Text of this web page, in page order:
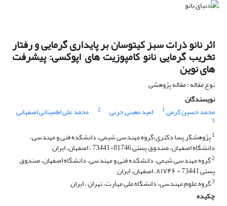
اثر نانو ذرات سبز کیتوسان بر پایداری گرمایی و رفتار
تخریب گرمایی نانو کامپوزیت های اپوکسی: پیشرفت
های نوین
نوع مقاله : مقاله پژوهشی
نویسندگان
محمد حسین کرمی1 امید معینی جزنی 2 محمد علی اطمینانی اصفهانی
3
1پژوهشگر پسا دکتری،گروه مهندسی شیمی، دانشکده فنی و مهندسی،
دانشگاه اصفهان، صندوق پستی 81746-73441 ، اصفهان، ایران
2گروه مهندسی شیمی، دانشکده فنی و مهندسی، دانشگاه اصفهان، صندوق
پستی 73441 - ۸۱۷۴۶، اصفهان، ایران
3گروه علوم مهندسی، دانشگاه ملی مهارت، تهران ، ایران
چکیده